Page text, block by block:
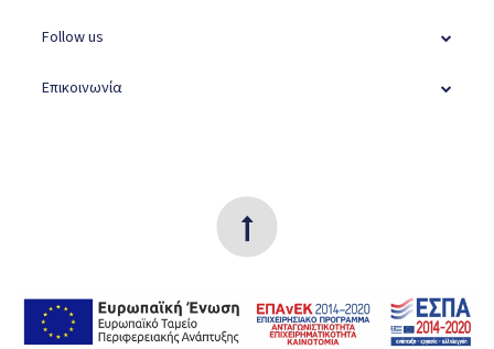
Follow us
Επικοινωνία